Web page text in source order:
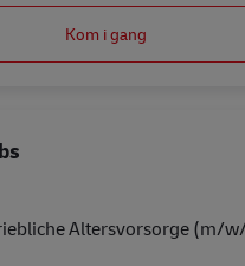
Kom i gang
Altersvorsorge (m/